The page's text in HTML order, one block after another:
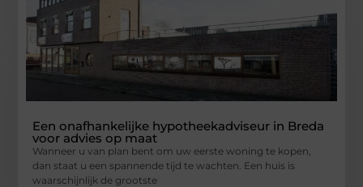
Een onafhankelijke hypotheekadviseur in Breda
voor advies op maat
Wanneer u van plan bent om uw eerste woning te kopen,
dan staat u een spannende tijd te wachten. Een huis is
waarschijnlijk de grootste